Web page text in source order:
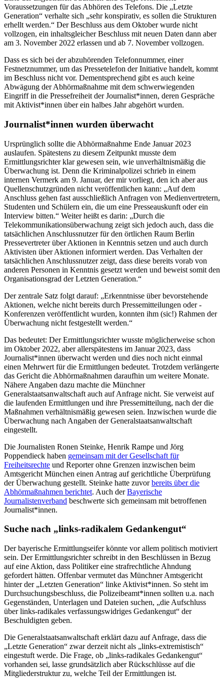
Voraussetzungen für das Abhören des Telefons. Die „Letzte
Generation“ verhalte sich „sehr konspirativ, es sollen die Strukturen
erhellt werden.“ Der Beschluss aus dem Oktober wurde nicht
vollzogen, ein inhaltsgleicher Beschluss mit neuen Daten dann aber
am 3. November 2022 erlassen und ab 7. November vollzogen.
Dass es sich bei der abzuhörenden Telefonnummer, einer
Festnetznummer, um das Pressetelefon der Initiative handelt, kommt
im Beschluss nicht vor. Dementsprechend gibt es auch keine
Abwägung der Abhörmaßnahme mit dem schwerwiegenden
Eingriff in die Pressefreiheit der Journalist*innen, deren Gespräche
mit Aktivist*innen über ein halbes Jahr abgehört wurden.
Journalist*innen wurden überwacht
Ursprünglich sollte die Abhörmaßnahme Ende Januar 2023
auslaufen. Spätestens zu diesem Zeitpunkt musste dem
Ermittlungsrichter klar gewesen sein, wie unverhältnismäßig die
Überwachung ist. Denn die Kriminalpolizei schrieb in einem
internen Vermerk am 9. Januar, der mir vorliegt, den ich aber aus
Quellenschutzgründen nicht veröffentlichen kann: „Auf dem
Anschluss gehen fast ausschließlich Anfragen von Medienvertretern,
Studenten und Schülern ein, die um eine Presseauskunft oder ein
Interview bitten.“ Weiter heißt es darin: „Durch die
Telekommunikationsüberwachung zeigt sich jedoch auch, dass die
tatsächlichen Anschlussnutzer für den örtlichen Raum Berlin
Pressevertreter über Aktionen in Kenntnis setzen und auch durch
Aktivisten über Aktionen informiert werden. Das Verhalten der
tatsächlichen Anschlussnutzer zeigt, dass diese bereits vorab von
anderen Personen in Kenntnis gesetzt werden und beweist somit den
Organisationsgrad der Letzten Generation.“
Der zentrale Satz folgt darauf: „Erkenntnisse über bevorstehende
Aktionen, welche nicht bereits durch Pressemitteilungen oder -
Konferenzen veröffentlicht wurden, konnten ihm (sic!) Rahmen der
Überwachung nicht festgestellt werden.“
Das bedeutet: Der Ermittlungsrichter wusste möglicherweise schon
im Oktober 2022, aber allerspätestens im Januar 2023, dass
Journalist*innen überwacht werden und dies noch nicht einmal
einen Mehrwert für die Ermittlungen bedeutet. Trotzdem verlängerte
das Gericht die Abhörmaßnahmen daraufhin um weitere Monate.
Nähere Angaben dazu machte die Münchner
Generalstaatsanwaltschaft auch auf Anfrage nicht. Sie verweist auf
die laufenden Ermittlungen und ihre Pressemitteilung, nach der die
Maßnahmen verhältnismäßig gewesen seien. Inzwischen wurde die
Überwachung nach Angaben der Generalstaatsanwaltschaft
eingestellt.
Die Journalisten Ronen Steinke, Henrik Rampe und Jörg
Poppendieck haben gemeinsam mit der Gesellschaft für
Freiheitsrechte und Reporter ohne Grenzen inzwischen beim
Amtsgericht München einen Antrag auf gerichtliche Überprüfung
der Überwachung gestellt. Steinke hatte zuvorbereits über die
Abhörmaßnahmen berichtet. Auch derBayerische
Journalistenverband beschwerte sich gemeinsam mit betroffenen
Journalist*innen.
Suche nach „links-radikalem Gedankengut“
Der bayerische Ermittlungseifer könnte vor allem politisch motiviert
sein. Der Ermittlungsrichter schreibt in den Beschlüssen in Bezug
auf eine Aktion, dass Politiker eine strafrechtliche Ahndung
gefordert hätten. Offenbar vermutet das Münchner Amtsgericht
hinter der „Letzten Generation“ linke Aktivist*innen. So steht im
Durchsuchungsbeschluss, die Polizeibeamt*innen sollten u.a. nach
Gegenständen, Unterlagen und Dateien suchen, „die Aufschluss
über links-radikales verfassungswidriges Gedankengut“ der
Beschuldigten geben.
Die Generalstaatsanwaltschaft erklärt dazu auf Anfrage, dass die
„Letzte Generation“ zwar derzeit nicht als „links-extremistisch“
eingestuft werde. Die Frage, ob „links-radikales Gedankengut“
vorhanden sei, lasse grundsätzlich aber Rückschlüsse auf die
Mitgliederstruktur zu, welche Teil der Ermittlungen ist.